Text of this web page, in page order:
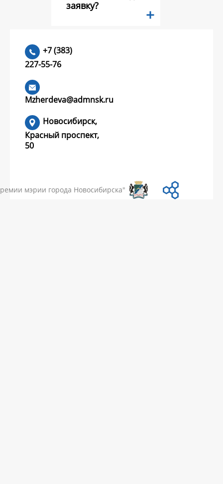
заявку?
Какие документы
+7 (383)
227-55-76
Mzherdeva@admnsk.ru
Новосибирск,
Красный проспект,
50
мэрии города Новосибирска"